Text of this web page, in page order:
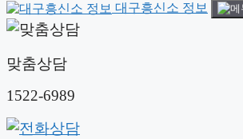
대구흥신소 정보
맞춤상담
1522-6989